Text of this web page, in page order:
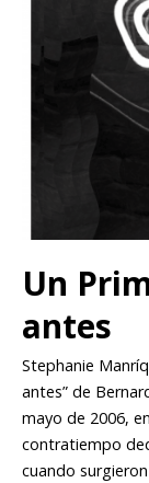
Un
antes
Stephanie
antes” de
mayo de 2006,
contratiempo
cuando